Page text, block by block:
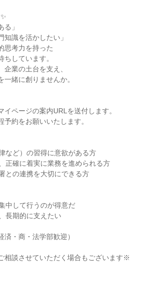
る」
知識を活かしたい」
思考力を持った
しています。
業の土台を支え、
緒に創りませんか。
ページの案内URLを送付します。
約をお願いいたします。
など）の習得に意欲がある方
正確に着実に業務を進められる方
との連携を大切にできる方
中して行うのが得意だ
長期的に支えたい
・商・法学部歓迎）
相談させていただく場合もございます※